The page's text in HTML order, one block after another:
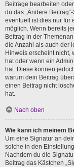
Beiträge bearbeiten
du das „Ändere
eventuell ist dies nur für
möglich. Wenn bereits
Beitrag in der
die Anzahl als auch der
Hinweis erscheint nicht,
hat oder wenn ein
hat. Diese können
warum dein Beitrag
einen Beitrag nicht
hat.
Nach oben
Wie kann ich meinem
Um eine Signatur an
solche in den
Nachdem du die
Beitrag das Kästchen